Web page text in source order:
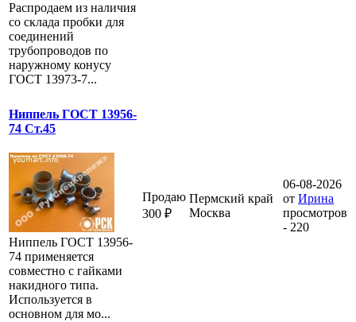
Распродаем из наличия
со склада пробки для
соединений
трубопроводов по
наружному конусу
ГОСТ 13973-7...
Ниппель ГОСТ 13956-
74 Ст.45
Ниппель ГОСТ 13956-
74 применяется
совместно с гайками
накидного типа.
Используется в
основном для мо...
Продаю
300 ₽
Пермский край
Москва
06-08-2026
от Ирина
просмотров
- 220